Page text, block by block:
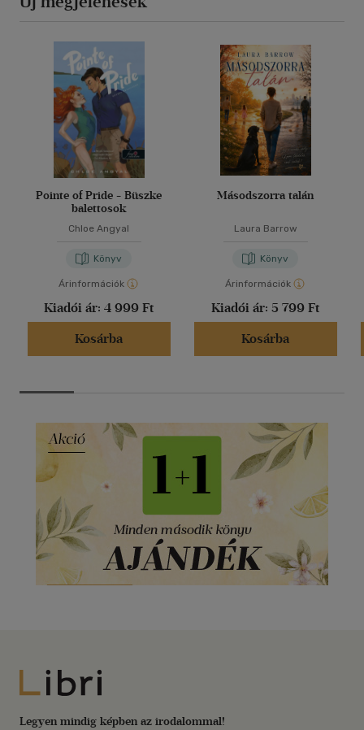
Pointe of Pride - Büszke
balettosok
Chloe Angyal
Könyv
Árinformációk
Kiadói ár: 4 999 Ft
Kosárba
Másodszorra talán
Laura Barrow
Könyv
Árinformációk
Kiadói ár: 5 799 Ft
Kosárba
Libri
Legyen mindig képben az irodalommal!